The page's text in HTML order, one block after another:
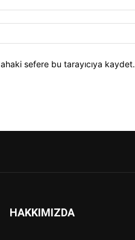
sefere bu tarayıcıya kaydet.
HAKKIMIZDA